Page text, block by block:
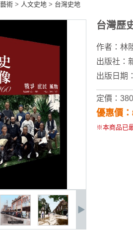
術 > 人文史地 > 台灣史地
台灣歷
作者： 林
出版社：
出版日期
定價：
優惠價
※本商品已